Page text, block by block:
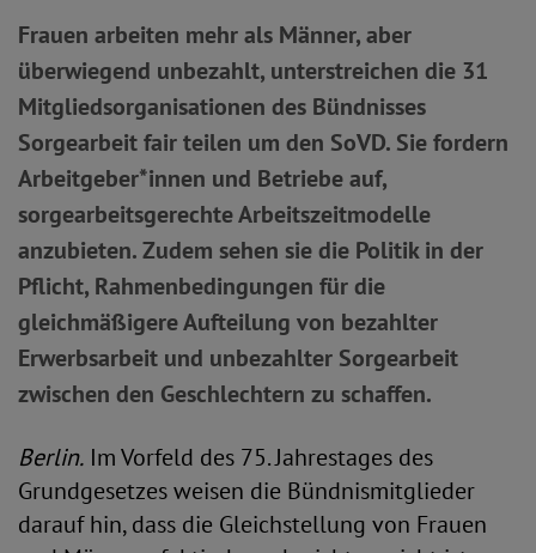
Frauen arbeiten mehr als Männer, aber
überwiegend unbezahlt, unterstreichen die 31
Mitgliedsorganisationen des Bündnisses
Sorgearbeit fair teilen um den SoVD. Sie fordern
Arbeitgeber*innen und Betriebe auf,
sorgearbeitsgerechte Arbeitszeitmodelle
anzubieten. Zudem sehen sie die Politik in der
Pflicht, Rahmenbedingungen für die
gleichmäßigere Aufteilung von bezahlter
Erwerbsarbeit und unbezahlter Sorgearbeit
zwischen den Geschlechtern zu schaffen.
Berlin. Im Vorfeld des 75. Jahrestages des
Grundgesetzes weisen die Bündnismitglieder
darauf hin, dass die Gleichstellung von Frauen